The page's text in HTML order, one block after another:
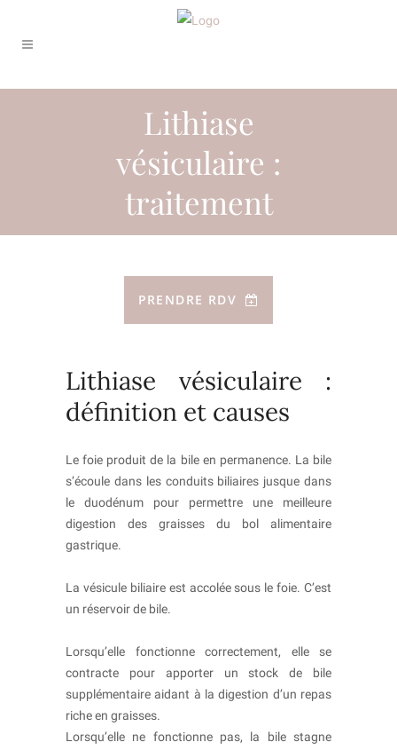
Lithiase
vésiculaire :
traitement
PRENDRE RDV
Lithiase vésiculaire :
définition et causes
Le foie produit de la bile en permanence. La bile
s’écoule dans les conduits biliaires jusque dans
le duodénum pour permettre une meilleure
digestion des graisses du bol alimentaire
gastrique.
La vésicule biliaire est accolée sous le foie. C’est
un réservoir de bile.
Lorsqu’elle fonctionne correctement, elle se
contracte pour apporter un stock de bile
supplémentaire aidant à la digestion d’un repas
riche en graisses.
Lorsqu’elle ne fonctionne pas, la bile stagne